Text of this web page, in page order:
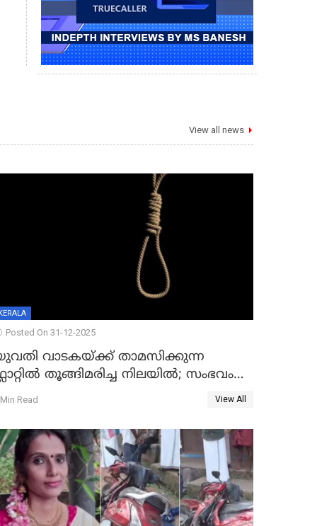
View all news
KERALA
Posted On 31-12-2025
വാടകയ്ക്ക് താമസിക്കുന്ന
തൂങ്ങിമരിച്ച നിലയില്‍; സംഭവം
Read View All